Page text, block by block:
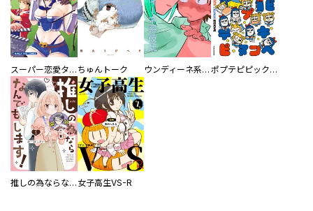
スーパー恋愛タイム！～現場でドＳな彼女は自宅でデレる～ ちゅんトーク ウンディーネ系彼氏 ポプテピピック SEASON EIGHT
推しの為ならなんでもします！ 女子高生VS-R